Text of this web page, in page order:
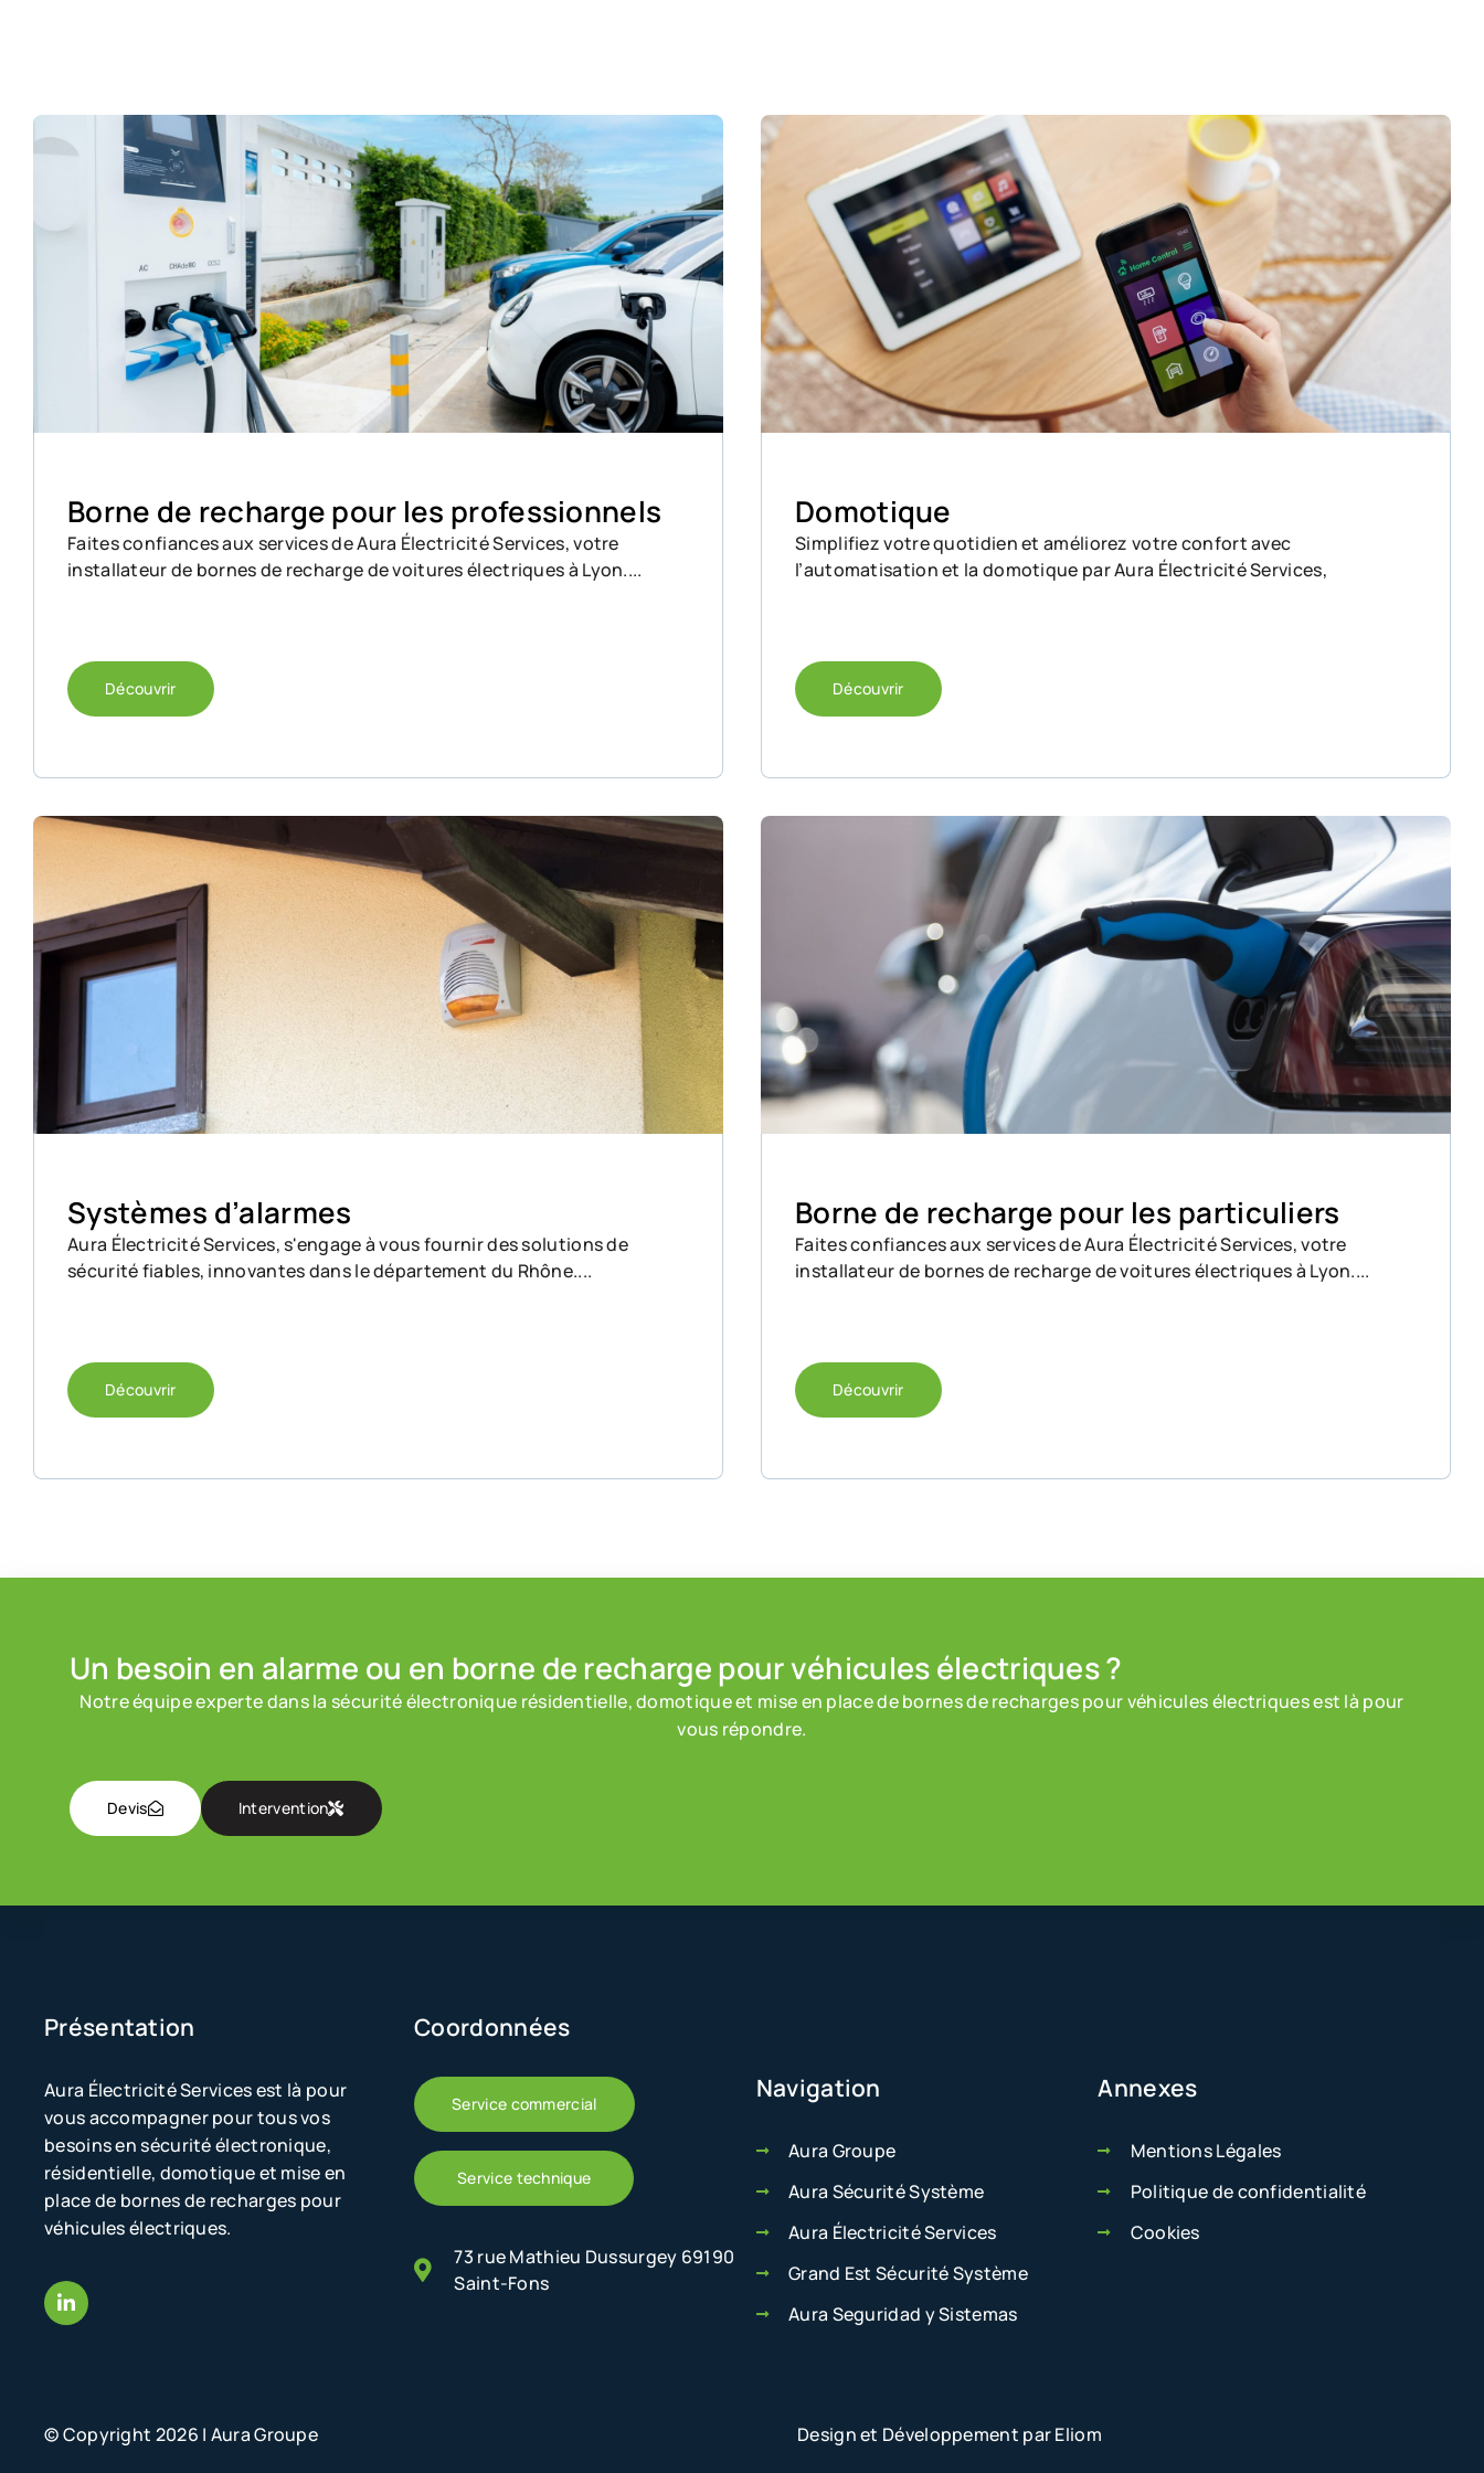
Borne de recharge pour les professionnels
Faites confiances aux services de Aura Électricité Services, votre
installateur de bornes de recharge de voitures électriques à Lyon....
Découvrir
Domotique
Simplifiez votre quotidien et améliorez votre confort avec
l’automatisation et la domotique par Aura Électricité Services,
Découvrir
Systèmes d’alarmes
Aura Électricité Services, s'engage à vous fournir des solutions de
sécurité fiables, innovantes dans le département du Rhône....
Découvrir
Borne de recharge pour les particuliers
Faites confiances aux services de Aura Électricité Services, votre
installateur de bornes de recharge de voitures électriques à Lyon....
Découvrir
Un besoin en alarme ou en borne de rechargepour véhicules électriques ?
Notre équipe experte dans la sécurité électronique résidentielle, domotique et mise en place de bornes de recharges pour véhicules électriques est là pour
vous répondre.
Devis Intervention
Présentation
Aura Électricité Services est là pour
vous accompagner pour tous vos
besoins en sécurité électronique,
résidentielle, domotique et mise en
place de bornes de recharges pour
véhicules électriques.
Coordonnées
Service commercial
Service technique
73 rue Mathieu Dussurgey 69190
Saint-Fons
Navigation
Aura Groupe
Aura Sécurité Système
Aura Électricité Services
Grand Est Sécurité Système
Aura Seguridad y Sistemas
Annexes
Mentions Légales
Politique de confidentialité
Cookies
© Copyright 2026 | Aura Groupe Design et Développement par Eliom